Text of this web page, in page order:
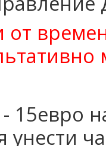
от
- 15евро
унести